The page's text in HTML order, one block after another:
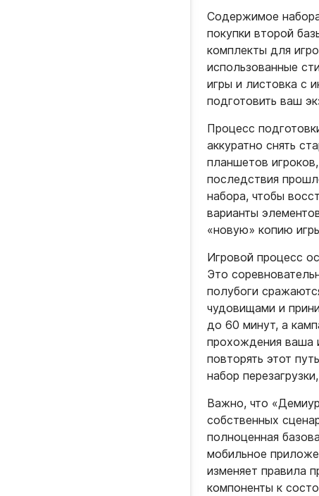
Содержимое
покупки второй
комплекты для
использованные
игры и листовка с
подготовить ваш
Процесс
аккуратно снять
планшетов
последствия
набора, чтобы
варианты
«новую» копию
Игровой процесс
Это
полубоги
чудовищами и
до 60 минут, а
прохождения ваша
повторять этот
набор
Важно, что
собственных
полноценная
мобильное
изменяет правила
компоненты к